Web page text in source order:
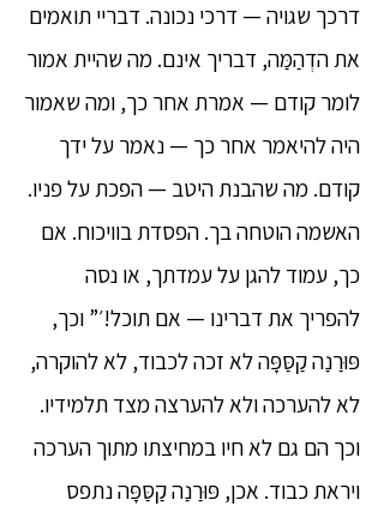
דרכך שגויה — דרכי נכונה. דבריי תואמים
את הדְהַמַּה, דבריך אינם. מה שהיית אמור
לומר קודם — אמרת אחר כך, ומה שאמור
היה להיאמר אחר כך — נאמר על ידך
קודם. מה שהבנת היטב — הפכת על פניו.
האשמה הוטחה בך. הפסדת בוויכוח. אם
כך, עמוד להגן על עמדתך, או נסה
להפריך את דברינו — אם תוכל!׳” וכך,
פּוּרַנַה קַסַּפָּה לא זכה לכבוד, לא להוקרה,
לא להערכה ולא להערצה מצד תלמידיו.
וכך הם גם לא חיו במחיצתו מתוך הערכה
ויראת כבוד. אכן, פּוּרַנַה קַסַּפָּה נתפס